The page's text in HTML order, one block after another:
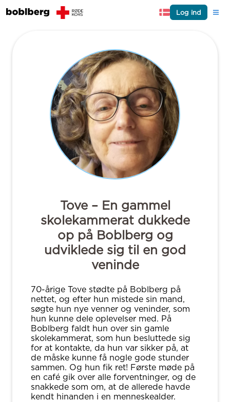
Log ind
Tove – En gammel
skolekammerat dukkede
op på Boblberg og
udviklede sig til en god
veninde
70-årige Tove stødte på Boblberg på
nettet, og efter hun mistede sin mand,
søgte hun nye venner og veninder, som
hun kunne dele oplevelser med. På
Boblberg faldt hun over sin gamle
skolekammerat, som hun besluttede sig
for at kontakte, da hun var sikker på, at
de måske kunne få nogle gode stunder
sammen. Og hun fik ret! Første møde på
en café gik over alle forventninger, og de
snakkede som om, at de allerede havde
kendt hinanden i en menneskealder.